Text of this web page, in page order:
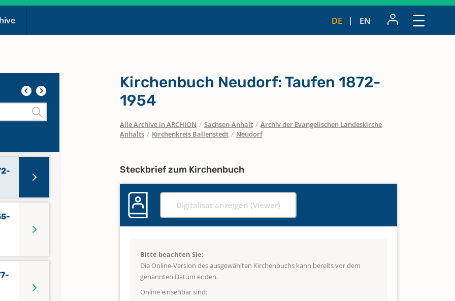
DE EN
Kirchenbuch Neudorf: Taufen 1872-
1954
Alle Archive in ARCHION / Sachsen-Anhalt / Archiv der Evangelischen Landeskirche
Anhalts / Kirchenkreis Ballenstedt / Neudorf
Steckbrief zum Kirchenbuch
Digitalisat anzeigen (Viewer)
Bitte beachten Sie:
Die Online-Version des ausgewählten Kirchenbuchs kann bereits vor dem
genannten Datum enden.
Online einsehbar sind: